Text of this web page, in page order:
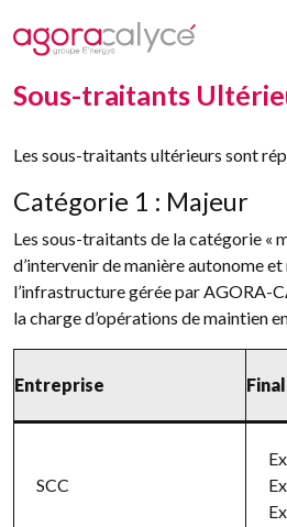
Sous-traitants
Les sous-traitants ultérieurs sont
Catégorie 1 : Majeur
Les sous-traitants de la catégorie «
d’intervenir de manière autonome
l’infrastructure gérée par AGORA-
la charge d’opérations de maintien
Entreprise
SCC